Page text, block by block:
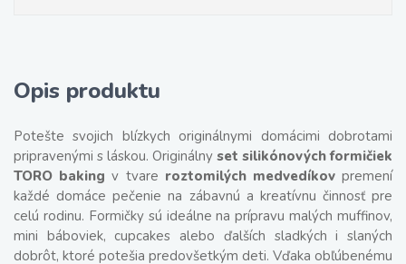
Opis produktu
Potešte svojich blízkych originálnymi domácimi dobrotami
pripravenými s láskou. Originálny set silikónových formičiek
TORO baking v tvare roztomilých medvedíkovpremení
každé domáce pečenie na zábavnú a kreatívnu činnosť pre
celú rodinu. Formičky sú ideálne na prípravu malých muffinov,
mini báboviek, cupcakes alebo ďalších sladkých i slaných
dobrôt, ktoré potešia predovšetkým deti. Vďaka obľúbenému